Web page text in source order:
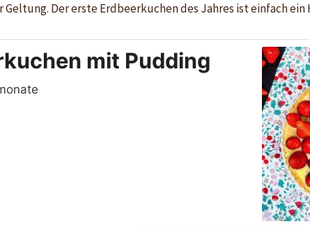
Der erste Erdbeerkuchen des Jahres ist einfach ein
mit Pudding